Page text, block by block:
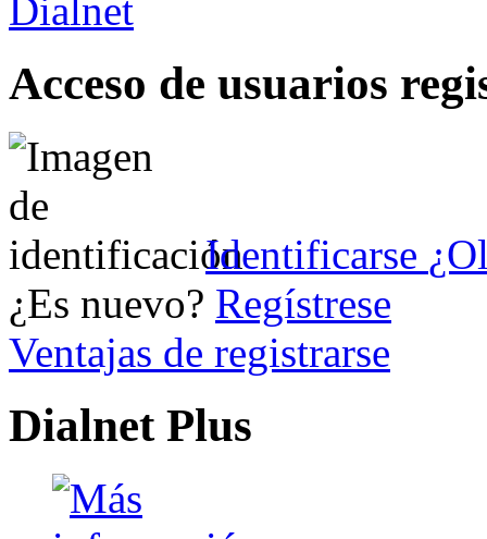
Acceso de usuarios
Identificarse
¿Es nuevo? Regístrese
Ventajas de registrarse
Dialnet Plus